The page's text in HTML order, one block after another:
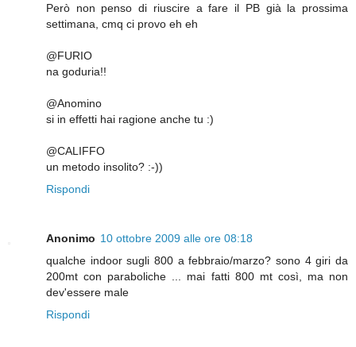
Però non penso di riuscire a fare il PB già la prossima
settimana, cmq ci provo eh eh
@FURIO
na goduria!!
@Anomino
si in effetti hai ragione anche tu :)
@CALIFFO
un metodo insolito? :-))
Rispondi
Anonimo 10 ottobre 2009 alle ore 08:18
qualche indoor sugli 800 a febbraio/marzo? sono 4 giri da
200mt con paraboliche ... mai fatti 800 mt così, ma non
dev'essere male
Rispondi